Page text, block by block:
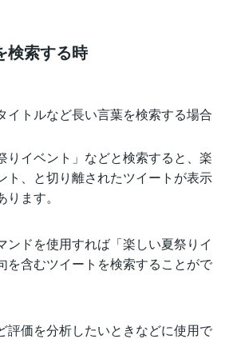
検索する時
イトルなど長い言葉を検索する場合
りイベント」などと検索すると、楽
ト、と切り離されたツイートが表示
ます。
ンドを使用すれば「楽しい夏祭りイ
を含むツイートを検索することがで
評価を分析したいときなどに使用で